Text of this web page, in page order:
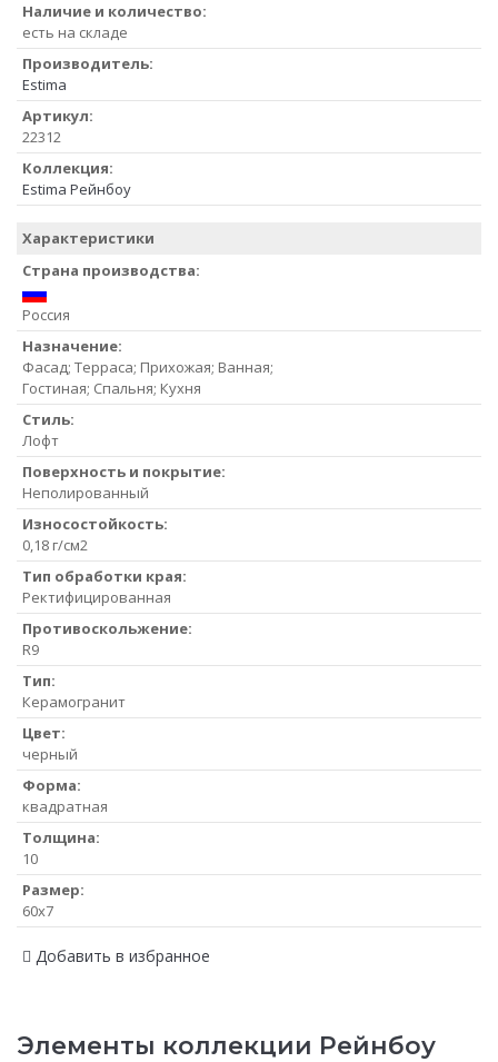
Наличие и количество:
есть на складе
Производитель:
Estima
Артикул:
22312
Коллекция:
Estima Рейнбоу
Характеристики
Страна производства:
Россия
Назначение:
Фасад; Терраса; Прихожая; Ванная;
Гостиная; Спальня; Кухня
Стиль:
Лофт
Поверхность и покрытие:
Неполированный
Износостойкость:
0,18 г/см2
Тип обработки края:
Ректифицированная
Противоскольжение:
R9
Тип:
Керамогранит
Цвет:
черный
Форма:
квадратная
Толщина:
10
Размер:
60x7
Добавить в избранное
Элементы коллекции Рейнбоу